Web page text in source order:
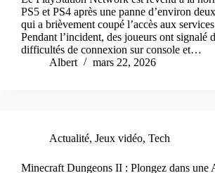
PS5 et PS4 après une panne d’environ
qui a brièvement coupé l’accès aux
Pendant l’incident, des joueurs ont signalé
difficultés de connexion sur console et…
Albert
mars 22, 2026
Actualité, Jeux vidéo, Tech
Minecraft Dungeons II : Plongez dans une